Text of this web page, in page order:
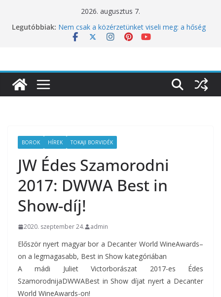
content
2026. augusztus 7.
Legutóbbiak: 10 éves lett a Botanica: a világ legjobb
éttermeinek inspirációiból született jubileumi
menü
Budapest is csatlakozik a Perui Pisco Világnap
BOROK HÍREK TOKAJI BORVIDÉK
JW Édes Szamorodni
2017: DWWA Best in
Show-díj!
2020. szeptember 24. admin
Először nyert magyar bor a Decanter World WineAwards–
on a legmagasabb, Best in Show kategóriában
A mádi Juliet Victorborászat 2017-es Édes
SzamorodnijaDWWABest in Show díjat nyert a Decanter
World WineAwards-on!